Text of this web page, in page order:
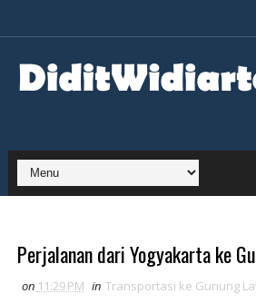
Perjalanan dari Yogyakarta ke
on 11:29 PM in Transportasi ke Gunung